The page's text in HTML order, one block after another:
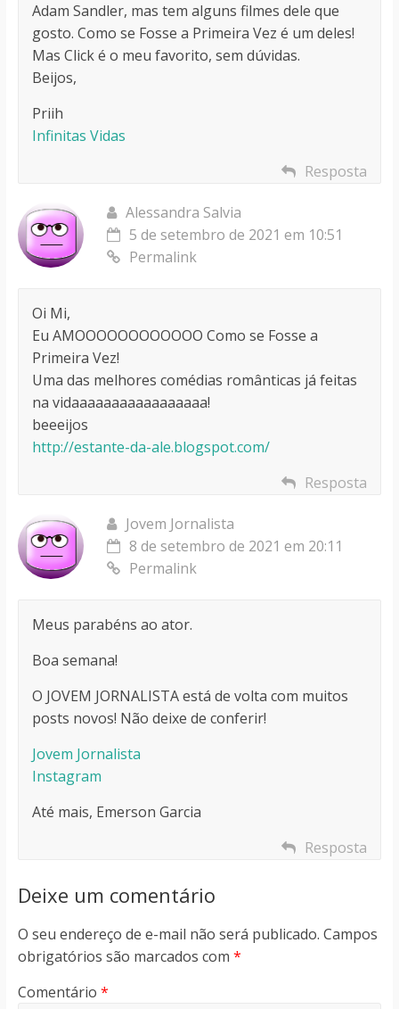
Adam Sandler, mas tem alguns filmes dele que
gosto. Como se Fosse a Primeira Vez é um deles!
Mas Click é o meu favorito, sem dúvidas.
Beijos,
Priih
Infinitas Vidas
Resposta
Alessandra Salvia
5 de setembro de 2021 em 10:51
Permalink
Oi Mi,
Eu AMOOOOOOOOOOOO Como se Fosse a
Primeira Vez!
Uma das melhores comédias românticas já feitas
na vidaaaaaaaaaaaaaaaaa!
beeeijos
http://estante-da-ale.blogspot.com/
Resposta
Jovem Jornalista
8 de setembro de 2021 em 20:11
Permalink
Meus parabéns ao ator.
Boa semana!
O JOVEM JORNALISTA está de volta com muitos
posts novos! Não deixe de conferir!
Jovem Jornalista
Instagram
Até mais, Emerson Garcia
Resposta
Deixe um comentário
O seu endereço de e-mail não será publicado. Campos
obrigatórios são marcados com *
Comentário *